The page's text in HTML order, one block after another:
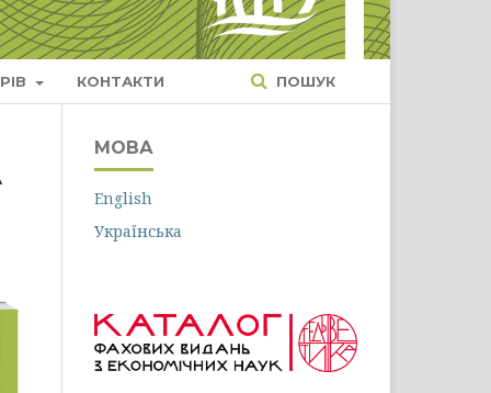
КОНТАКТИ ПОШУК
МОВА
English
Українська